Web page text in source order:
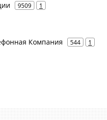
9509 1
Компания 544 1